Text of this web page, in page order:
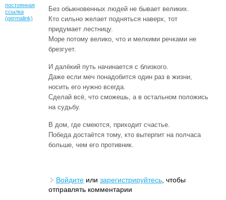
постоянная
ссылка
(permalink)
Без обыкновенных людей не бывает великих.
Кто сильно желает подняться наверх, тот
придумает лестницу.
Море потому велико, что и мелкими речками не
брезгует.
И далёкий путь начинается с близкого.
Даже если меч понадобится один раз в жизни,
носить его нужно всегда.
Сделай всё, что сможешь, а в остальном положись
на судьбу.
В дом, где смеются, приходит счастье.
Победа достаётся тому, кто вытерпит на полчаса
больше, чем его противник.
Войдите или зарегистрируйтесь , чтобы
отправлять комментарии